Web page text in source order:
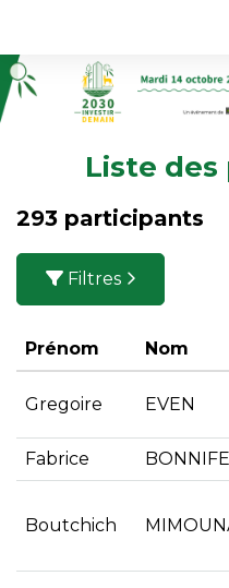
Liste
293 participants
Filtres
Prénom Nom
Gregoire EVEN
Fabrice
Boutchich